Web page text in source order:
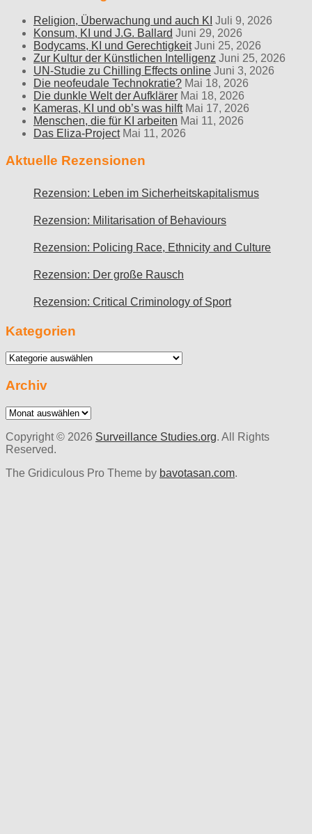
Religion, Überwachung und auch KI Juli 9, 2026
Konsum, KI und J.G. Ballard Juni 29, 2026
Bodycams, KI und Gerechtigkeit Juni 25, 2026
Zur Kultur der Künstlichen Intelligenz Juni 25, 2026
UN-Studie zu Chilling Effects online Juni 3, 2026
Die neofeudale Technokratie? Mai 18, 2026
Die dunkle Welt der Aufklärer Mai 18, 2026
Kameras, KI und ob’s was hilft Mai 17, 2026
Menschen, die für KI arbeiten Mai 11, 2026
Das Eliza-Project Mai 11, 2026
Aktuelle Rezensionen
Rezension: Leben im Sicherheitskapitalismus
Rezension: Militarisation of Behaviours
Rezension: Policing Race, Ethnicity and Culture
Rezension: Der große Rausch
Rezension: Critical Criminology of Sport
Kategorien
Kategorien
Archiv
Archiv
Copyright © 2026 Surveillance Studies.org. All Rights
Reserved.
The Gridiculous Pro Theme by bavotasan.com.